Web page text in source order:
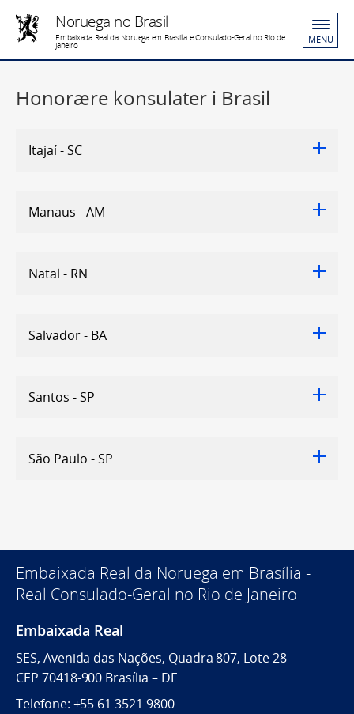
Noruega no Brasil
Embaixada Real da Noruega em Brasília e Consulado-Geral no Rio de
Janeiro MENU
Honorære konsulater i Brasil
Itajaí - SC
Manaus - AM
Natal - RN
Salvador - BA
Santos - SP
São Paulo - SP
Embaixada Real da Noruega em Brasília -
Real Consulado-Geral no Rio de Janeiro
Embaixada Real
SES, Avenida das Nações, Quadra 807, Lote 28
CEP 70418-900 Brasília – DF
Telefone: +55 61 3521 9800